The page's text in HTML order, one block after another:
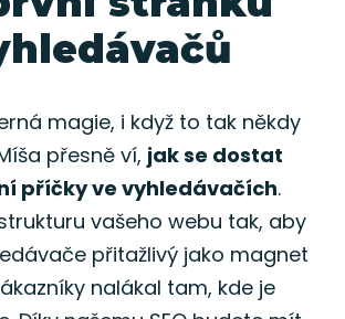
magie, i když to tak někdy
přesně ví, jak se dostat
příčky ve vyhledávačích.
vašeho webu tak, aby
přitažlivý jako magnet
nalákal tam, kde je